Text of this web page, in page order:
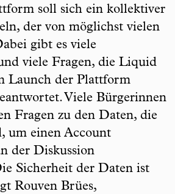
soll sich ein kollektiver
der von möglichst vielen
gibt es viele
viele Fragen, die Liquid
Launch der Plattform
Viele Bürgerinnen
Fragen zu den Daten, die
um einen Account
der Diskussion
Sicherheit der Daten ist
Rouven Brües,